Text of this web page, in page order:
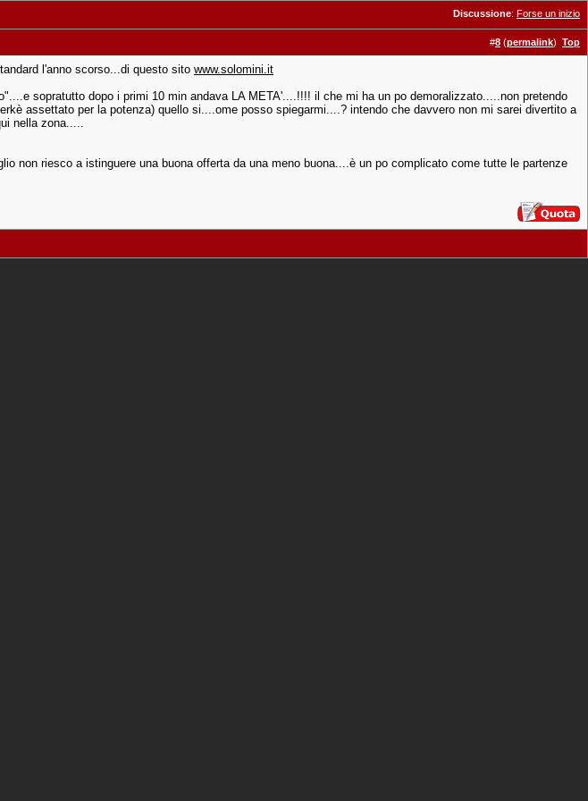
Discussione: Forse un inizio
#8 (permalink) Top
l'anno scorso...di questo sito www.solomini.it
sopratutto dopo i primi 10 min andava LA META'....!!!! il che mi ha un po demoralizzato.....non pretendo
assettato per la potenza) quello si....ome posso spiegarmi....? intendo che davvero non mi sarei divertito a
nella zona.....
non riesco a istinguere una buona offerta da una meno buona....è un po complicato come tutte le partenze